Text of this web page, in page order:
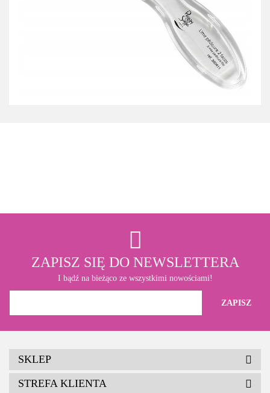
ZAPISZ SIĘ DO NEWSLETTERA
I bądź na bieżąco ze wszystkimi nowościami!
SKLEP
STREFA KLIENTA